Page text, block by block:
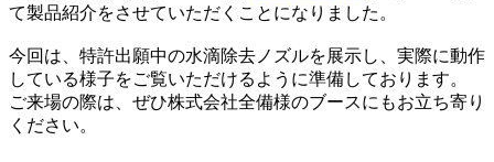
て製品紹介をさせていただくことになりました。
今回は、特許出願中の水滴除去ノズルを展示し、実際に動作
している様子をご覧いただけるように準備しております。
ご来場の際は、ぜひ株式会社全備様のブースにもお立ち寄り
ください。